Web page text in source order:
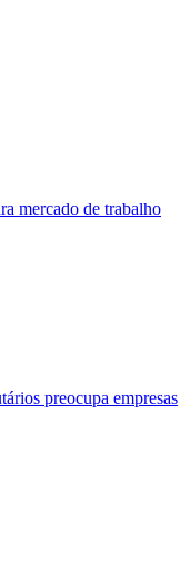
mercado de trabalho
preocupa empresas